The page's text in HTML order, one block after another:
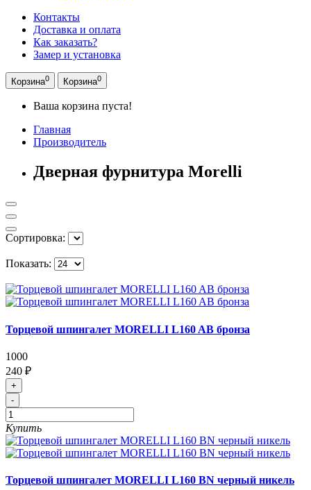
Контакты
Доставка и оплата
Как заказать?
Замер и установка
Корзина0 Корзина0
Ваша корзина пуста!
Главная
Производитель
Дверная фурнитура Morelli
Сортировка:
Показать:
Торцевой шпингалет MORELLI L160 AB бронза
1000
240 ₽
+
-
Купить
Торцевой шпингалет MORELLI L160 BN черный никель